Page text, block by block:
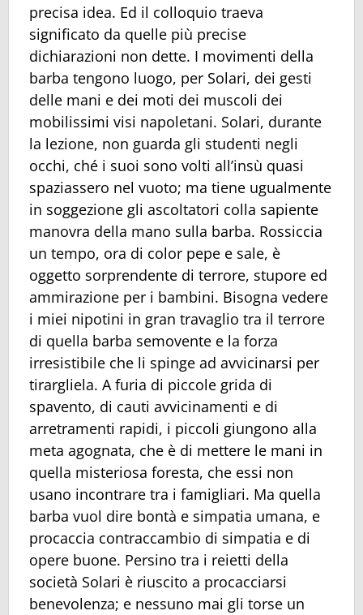
precisa idea. Ed il colloquio traeva
significato da quelle più precise
dichiarazioni non dette. I movimenti della
barba tengono luogo, per Solari, dei gesti
delle mani e dei moti dei muscoli dei
mobilissimi visi napoletani. Solari, durante
la lezione, non guarda gli studenti negli
occhi, ché i suoi sono volti all’insù quasi
spaziassero nel vuoto; ma tiene ugualmente
in soggezione gli ascoltatori colla sapiente
manovra della mano sulla barba. Rossiccia
un tempo, ora di color pepe e sale, è
oggetto sorprendente di terrore, stupore ed
ammirazione per i bambini. Bisogna vedere
i miei nipotini in gran travaglio tra il terrore
di quella barba semovente e la forza
irresistibile che li spinge ad avvicinarsi per
tirargliela. A furia di piccole grida di
spavento, di cauti avvicinamenti e di
arretramenti rapidi, i piccoli giungono alla
meta agognata, che è di mettere le mani in
quella misteriosa foresta, che essi non
usano incontrare tra i famigliari. Ma quella
barba vuol dire bontà e simpatia umana, e
procaccia contraccambio di simpatia e di
opere buone. Persino tra i reietti della
società Solari è riuscito a procacciarsi
benevolenza; e nessuno mai gli torse un